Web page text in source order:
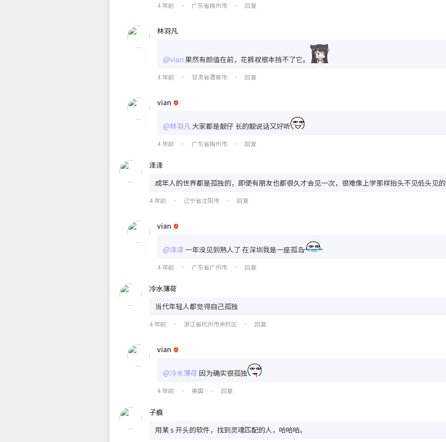
4 年前 • 广东省梅州市 • 回复
林羽凡
@vian 果然有颜值在前，花裤衩根本挡不了它。
4 年前 • 甘肃省酒泉市 • 回复
vian
@林羽凡大家都是靓仔 长的靓说话又好听
4 年前 • 广东省梅州市 • 回复
泽泽
成年人的世界都是孤独的，即便有朋友也都很久才会见一次，很难像上学那样抬头不见低头见的
4 年前 • 辽宁省沈阳市 • 回复
vian
@泽泽 一年没见到熟人了 在深圳我是一座孤岛
4 年前 • 广东省广州市 • 回复
冷水薄荷
当代年轻人都觉得自己孤独
4 年前 • 浙江省杭州市余杭区 • 回复
vian
@冷水薄荷 因为确实很孤独
4 年前 • 美国 • 回复
子痕
用某 s 开头的软件，找到灵魂匹配的人，哈哈哈。